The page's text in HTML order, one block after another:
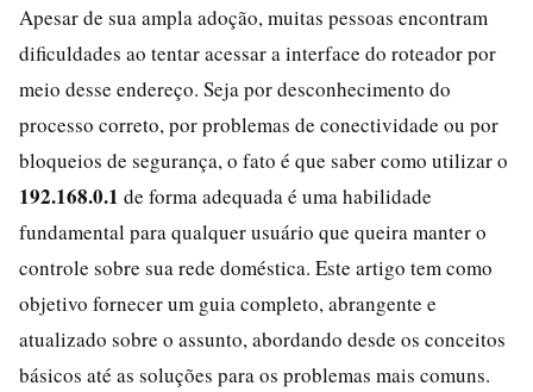
Apesar de sua ampla adoção, muitas pessoas encontram
dificuldades ao tentar acessar a interface do roteador por
meio desse endereço. Seja por desconhecimento do
processo correto, por problemas de conectividade ou por
bloqueios de segurança, o fato é que saber como utilizar o
192.168.0.1 de forma adequada é uma habilidade
fundamental para qualquer usuário que queira manter o
controle sobre sua rede doméstica. Este artigo tem como
objetivo fornecer um guia completo, abrangente e
atualizado sobre o assunto, abordando desde os conceitos
básicos até as soluções para os problemas mais comuns.